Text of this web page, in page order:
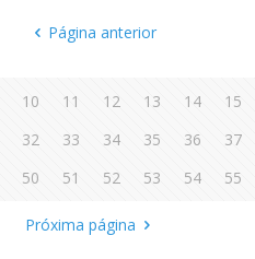
Página anterior
10 11 12 13 14 15
32
33 34 35 36 37
50
51 52 53 54 55
Próxima página